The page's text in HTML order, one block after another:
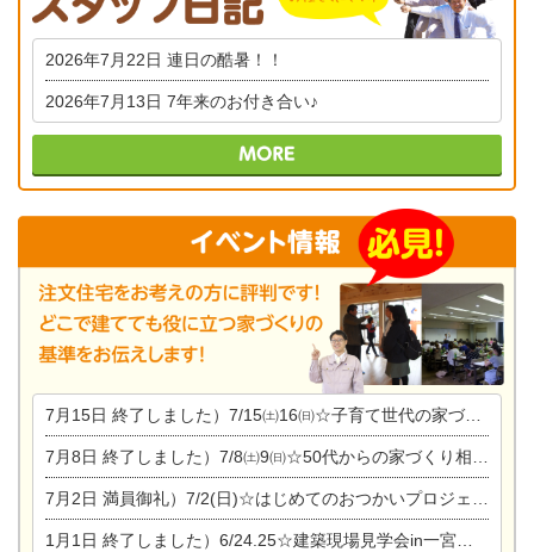
2026年7月22日 連日の酷暑！！
2026年7月13日 7年来のお付き合い♪
7月15日 終了しました）7/15㈯16㈰☆子育て世代の家づくり相談会
7月8日 終了しました）7/8㈯9㈰☆50代からの家づくり相談会
7月2日 満員御礼）7/2(日)☆はじめてのおつかいプロジェクト
1月1日 終了しました）6/24.25☆建築現場見学会in一宮市木曽川町